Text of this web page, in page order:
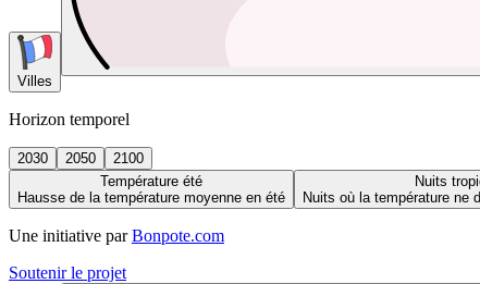
Villes
Horizon temporel
2030 2050
2100
Température été
Hausse de la température moyenne en été
Nuits
Nuits où la température ne
Une initiative par Bonpote.com
Soutenir le projet